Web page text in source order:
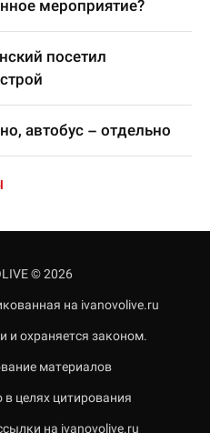
мероприятие?
посетил
автобус – отдельно
© 2026
на ivanovolive.ru
и охраняется законом.
материалов
в целях цитирования
на ivanovolive.ru